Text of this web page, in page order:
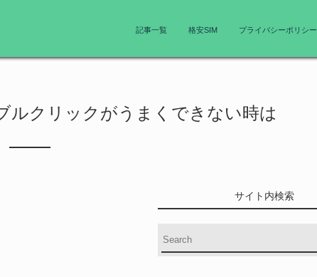
記事一覧 格安SIM プライバシーポリシー
ルクリックがうまくできない時は
サイト内検索